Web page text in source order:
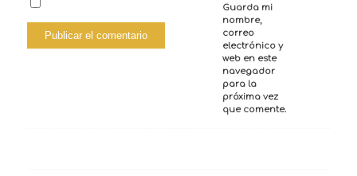
Guarda mi
nombre,
correo
electrónico y
web en este
navegador
para la
próxima vez
que comente.